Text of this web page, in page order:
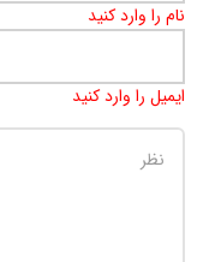
نام را وارد کنید
ایمیل را وارد کنید